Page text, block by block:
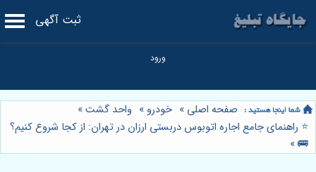
ثبت آگهی
صفحه اصلی » خودرو » واحد گشت»
⭐️ راهنمای جامع اجاره اتوبوس دربستی ارزان در تهران: از کجا شروع کنیم؟
🚌
»